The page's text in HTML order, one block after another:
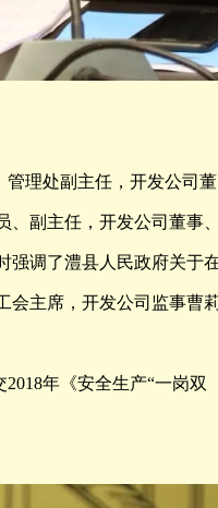
理处副主任，开发公司董
、副主任，开发公司董事
强调了澧县人民政府关于
会主席，开发公司监事曹
年《安全生产“一岗双